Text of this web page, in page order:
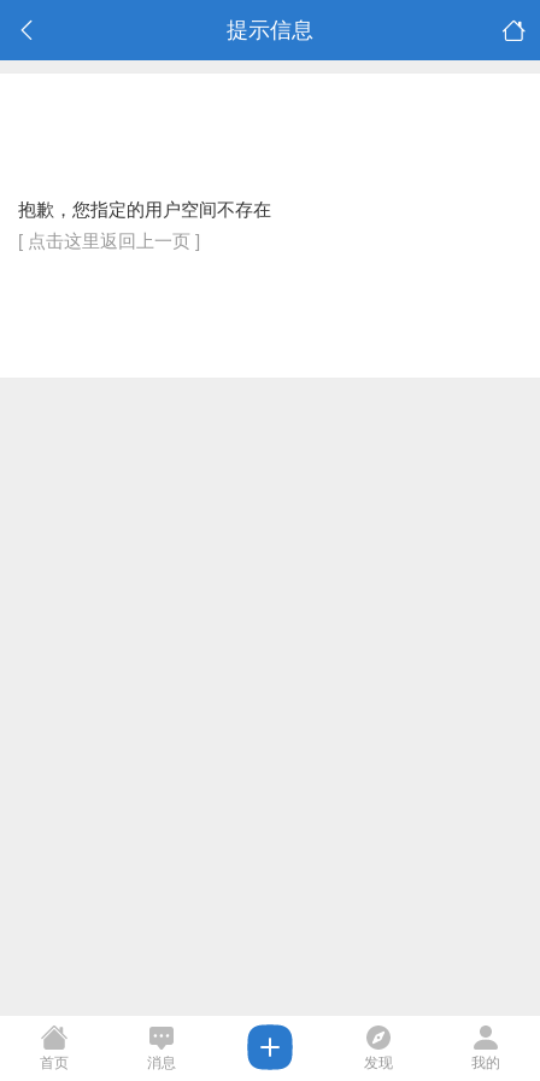
提示信息
抱歉，您指定的用户空间不存在
[ 点击这里返回上一页 ]
首页 消息 发现 我的